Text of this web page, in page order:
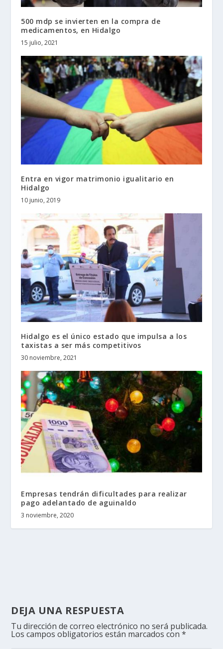
500 mdp se invierten en la compra de
medicamentos, en Hidalgo
15 julio, 2021
Entra en vigor matrimonio igualitario en
Hidalgo
10 junio, 2019
Hidalgo es el único estado que impulsa a los
taxistas a ser más competitivos
30 noviembre, 2021
Empresas tendrán dificultades para realizar
pago adelantado de aguinaldo
3 noviembre, 2020
DEJA UNA RESPUESTA
Tu dirección de correo electrónico no será publicada.
Los campos obligatorios están marcados con*